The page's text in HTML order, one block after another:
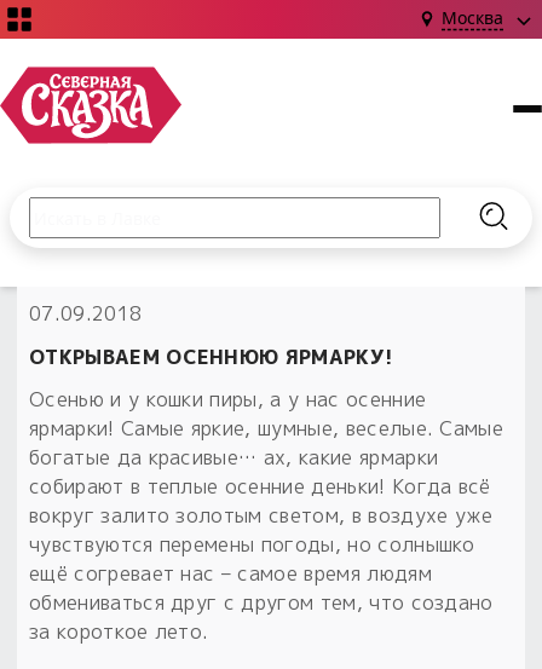
Москва
НОВИНКИ!
Книги
Коллекции
Наборы для курсов и книг
Обереги славян нательные
Обереги для дома и машины
Обрядовые предметы
Расходные материалы
Сказки
Магия
Библиография
Об авторе и издательстве
Наборы для книг
С чего начать?
Материалы
Для алтаря
Расходные материалы
Гадание он-лайн
Приложение для гадания
Готовые заговоры
Для чего:
Предметы
Магические наборы
Введите текст и нажмите кнопку «Найти», чтобы
07.09.2018
ОТКРЫВАЕМ ОСЕННЮЮ ЯРМАРКУ!
Осенью и у кошки пиры, а у нас осенние
ярмарки! Самые яркие, шумные, веселые. Самые
богатые да красивые… ах, какие ярмарки
собирают в теплые осенние деньки! Когда всё
вокруг залито золотым светом, в воздухе уже
чувствуются перемены погоды, но солнышко
ещё согревает нас – самое время людям
обмениваться друг с другом тем, что создано
за короткое лето.